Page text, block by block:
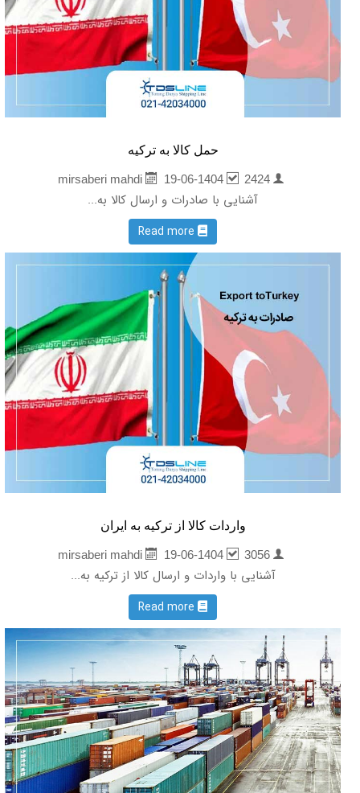
حمل کالا به ترکیه
mirsaberi mahdi
19-06-1404 2424
آشنایی با صادرات و ارسال کالا به...
Read more
واردات کالا از ترکیه به ایران
mirsaberi mahdi
19-06-1404 3056
آشنایی با واردات و ارسال کالا از ترکیه به...
Read more